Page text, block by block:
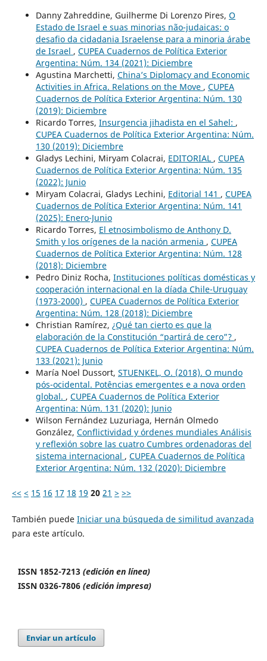
Danny Zahreddine, Guilherme Di Lorenzo Pires, O
Estado de Israel e suas minorias não-judaicas: o
desafio da cidadania Israelense para a minoria árabe
de Israel , CUPEA Cuadernos de Política Exterior
Argentina: Núm. 134 (2021): Diciembre
Agustina Marchetti, China’s Diplomacy and Economic
Activities in Africa. Relations on the Move , CUPEA
Cuadernos de Política Exterior Argentina: Núm. 130
(2019): Diciembre
Ricardo Torres, Insurgencia jihadista en el Sahel: ,
CUPEA Cuadernos de Política Exterior Argentina: Núm.
130 (2019): Diciembre
Gladys Lechini, Miryam Colacrai, EDITORIAL , CUPEA
Cuadernos de Política Exterior Argentina: Núm. 135
(2022): Junio
Miryam Colacrai, Gladys Lechini, Editorial 141 , CUPEA
Cuadernos de Política Exterior Argentina: Núm. 141
(2025): Enero-Junio
Ricardo Torres, El etnosimbolismo de Anthony D.
Smith y los orígenes de la nación armenia , CUPEA
Cuadernos de Política Exterior Argentina: Núm. 128
(2018): Diciembre
Pedro Diniz Rocha, Instituciones políticas domésticas y
cooperación internacional en la díada Chile-Uruguay
(1973-2000) , CUPEA Cuadernos de Política Exterior
Argentina: Núm. 128 (2018): Diciembre
Christian Ramírez, ¿Qué tan cierto es que la
elaboración de la Constitución “partirá de cero”? ,
CUPEA Cuadernos de Política Exterior Argentina: Núm.
133 (2021): Junio
María Noel Dussort, STUENKEL, O. (2018). O mundo
pós-ocidental. Potências emergentes e a nova orden
global. , CUPEA Cuadernos de Política Exterior
Argentina: Núm. 131 (2020): Junio
Wilson Fernández Luzuriaga, Hernán Olmedo
González, Conflictividad y órdenes mundiales Análisis
y reflexión sobre las cuatro Cumbres ordenadoras del
sistema internacional , CUPEA Cuadernos de Política
Exterior Argentina: Núm. 132 (2020): Diciembre
<< < 15 16 17 18 19 20 21 > >>
También puede Iniciar una búsqueda de similitud avanzada
para este artículo.
ISSN 1852-7213 (edición en línea)
ISSN 0326-7806 (edición impresa)
Enviar un artículo